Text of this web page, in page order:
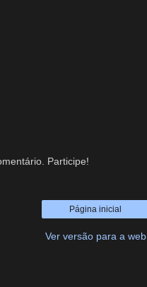
Participe!
Página inicial
Ver versão para a web